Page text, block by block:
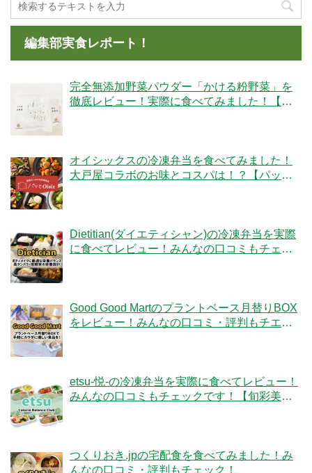
編集部実食レポート！
完全無添加野菜パウダー「かける粉野菜」を
徹底レビュー！実際に食べてみました！【ベ
オイシックスの冷凍弁当を食べてみました！
大戸屋コラボのお味とコスパは！？【パッと
Dietitian(ダイエティシャン)の冷凍弁当を実際
に食べてレビュー！みんなの口コミもチェッ
Good Good Martのプラントベース月替りBOX
をレビュー！みんなの口コミ・評判もチエッ
etsu-悦-の冷凍弁当を実際に食べてレビュー！
みんなの口コミもチェックです！【旬彩美
つくりおき.jpの宅配食を食べてみました！み
んなの口コミ・評判もチェック！